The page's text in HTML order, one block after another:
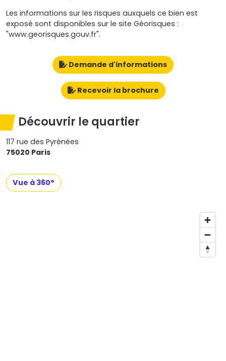
Les informations sur les risques auxquels ce bien est
exposé sont disponibles sur le site Géorisques :
"www.georisques.gouv.fr".
Demande d'informations
Recevoir la brochure
Découvrir le quartier
117 rue des Pyrénées
75020 Paris
Vue à 360°